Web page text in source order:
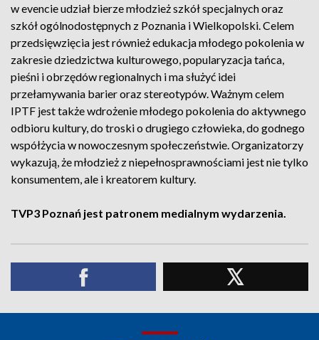
w evencie udział bierze młodzież szkół specjalnych oraz
szkół ogólnodostępnych z Poznania i Wielkopolski. Celem
przedsięwzięcia jest również edukacja młodego pokolenia w
zakresie dziedzictwa kulturowego, popularyzacja tańca,
pieśni i obrzędów regionalnych i ma służyć idei
przełamywania barier oraz stereotypów. Ważnym celem
IPTF jest także wdrożenie młodego pokolenia do aktywnego
odbioru kultury, do troski o drugiego człowieka, do godnego
współżycia w nowoczesnym społeczeństwie. Organizatorzy
wykazują, że młodzież z niepełnosprawnościami jest nie tylko
konsumentem, ale i kreatorem kultury.
TVP3 Poznań jest patronem medialnym wydarzenia.